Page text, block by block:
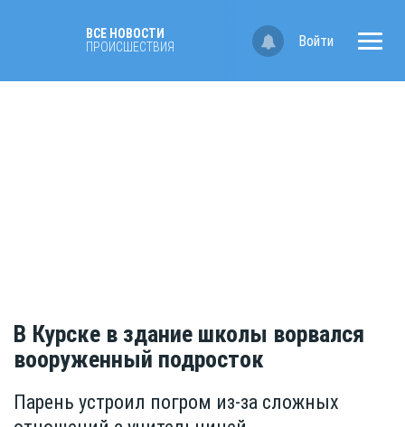
ВСЕ НОВОСТИ
ПРОИСШЕСТВИЯ
Войти
В Курске в здание школы ворвался
вооруженный подросток
Парень устроил погром из-за сложных